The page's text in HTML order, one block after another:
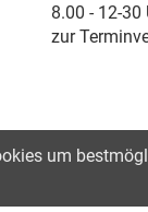
8.00 - 12-30
zur
um